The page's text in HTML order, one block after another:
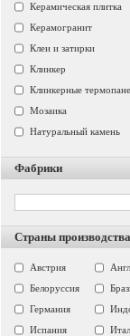
Керамическая плитка
Керамогранит
Клеи и затирки
Клинкер
Клинкерные
Мозаика
Натуральный камень
Фабрики
Страны производства
Австрия
Белоруссия
Германия
Испания